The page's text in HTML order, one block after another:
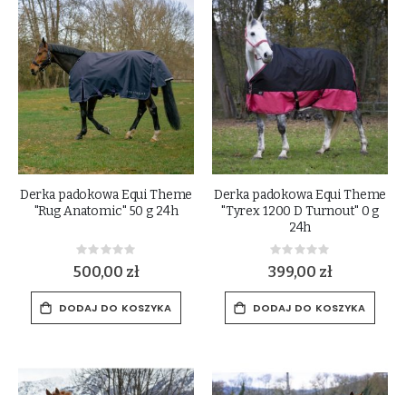
Derka padokowa Equi Theme
"Rug Anatomic" 50 g 24h
Rating:
0%
500,00 zł
DODAJ DO KOSZYKA
Derka padokowa Equi Theme
"Tyrex 1200 D Turnout" 0 g
24h
Rating:
0%
399,00 zł
DODAJ DO KOSZYKA